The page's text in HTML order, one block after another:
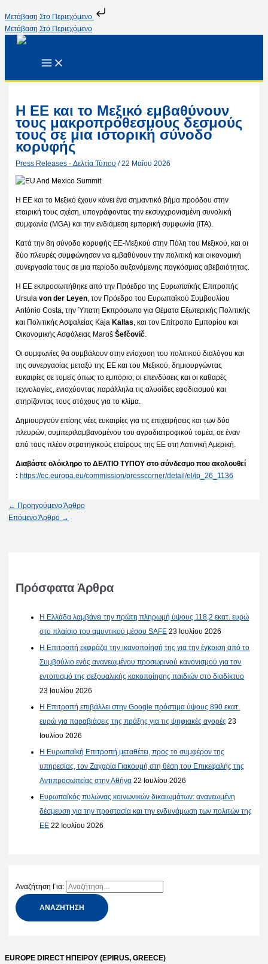
Μετάβαση Στο Περιεχόμενο
Μετάβαση Στο Περιεχόμενο
Η ΕΕ και το Μεξικό εμβαθύνουν
τους μακροπρόθεσμους δεσμούς
τους σε μια ιστορική σύνοδο
κορυφής
Press Releases - Δελτία Τύπου /22 Μαΐου 2026
Η ΕΕ και το Μεξικό έχουν κάνει ένα σημαντικό βήμα προόδου στην
εταιρική τους σχέση, υπογράφοντας την εκσυγχρονισμένη συνολική
συμφωνία (MGA) και την ενδιάμεση εμπορική συμφωνία (iTA).
Κατά την 8η σύνοδο κορυφής ΕΕ-Μεξικού στην Πόλη του Μεξικού, και οι
δύο πλευρές συμφώνησαν να εμβαθύνουν την πολιτική και οικονομική
συνεργασία τους σε μια περίοδο αυξανόμενης παγκόσμιας αβεβαιότητας.
Η ΕΕ εκπροσωπήθηκε από την Πρόεδρο της Ευρωπαϊκής Επιτροπής
Ursulavon der Leyen, τον Πρόεδρο του Ευρωπαϊκού Συμβουλίου
António Costa, την Ύπατη Εκπρόσωπο για Θέματα Εξωτερικής Πολιτικής
και Πολιτικής Ασφαλείας Kaja Kallas, και τον Επίτροπο Εμπορίου και
Οικονομικής Ασφάλειας MarošŠefčovič.
Οι συμφωνίες θα συμβάλουν στην ενίσχυση του πολιτικού διαλόγου και
της συνεργασίας μεταξύ της ΕΕ και του Μεξικού, δημιουργώντας
ευκαιρίες σε τομείς όπως το εμπόριο, οι επενδύσεις και οι καθαρές
τεχνολογίες, ενισχύοντας παράλληλα τις αλυσίδες εφοδιασμού και
στηρίζοντας τους στόχους για το κλίμα.
Δημιουργούν επίσης νέες ευκαιρίες για τις επιχειρήσεις και των δύο
πλευρών, συμπεριλαμβανομένου του αγροδιατροφικού τομέα, σε έναν
από τους πλέον στρατηγικούς εταίρους της ΕΕ στη Λατινική Αμερική.
Διαβάστε ολόκληρο το ΔΕΛΤΙΟ ΤΥΠΟΥ στο σύνδεσμο που ακολουθεί
: https://ec.europa.eu/commission/presscorner/detail/el/ip_26_1136
← Προηγούμενο Άρθρο
Επόμενο Άρθρο →
Πρόσφατα Άρθρα
Η Ελλάδα λαμβάνει την πρώτη πληρωμή ύψους 118,2 εκατ. ευρώ
στο πλαίσιο του αμυντικού μέσου SAFE 23 Ιουλίου 2026
Η Επιτροπή εκφράζει την ικανοποίησή της για την έγκριση από το
Συμβούλιο ενός ανανεωμένου προσωρινού κανονισμού για τον
εντοπισμό της σεξουαλικής κακοποίησης παιδιών στο διαδίκτυο
23 Ιουλίου 2026
Η Επιτροπή επιβάλλει στην Google πρόστιμα ύψους 890 εκατ.
ευρώ για παραβιάσεις της πράξης για τις ψηφιακές αγορές 23
Ιουλίου 2026
Η Ευρωπαϊκή Επιτροπή μεταθέτει, προς το συμφέρον της
υπηρεσίας, τον Ζαχαρία Γιακουμή στη θέση του Επικεφαλής της
Αντιπροσωπείας στην Αθήνα 22 Ιουλίου 2026
Ευρωπαϊκός πυλώνας κοινωνικών δικαιωμάτων: ανανεωμένη
δέσμευση για την προστασία και την ενδυνάμωση των πολιτών της
ΕΕ 22 Ιουλίου 2026
Αναζήτηση Για:
EUROPE DIRECT ΗΠΕΙΡΟΥ (EPIRUS, GREECE)